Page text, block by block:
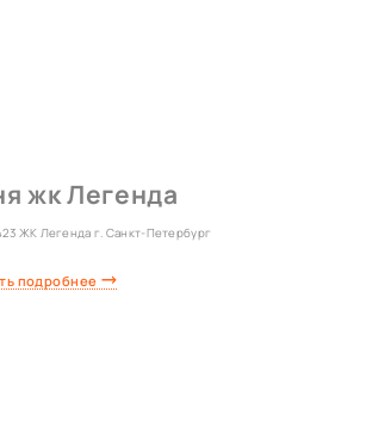
жк Легенда
ЖК Легенда г. Санкт-Петербург
подробнее